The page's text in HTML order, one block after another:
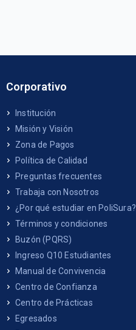
Corporativo
Institución
Misión y Visión
Zona de Pagos
Política de Calidad
Preguntas frecuentes
Trabaja con Nosotros
¿Por qué estudiar en PoliSura?
Términos y condiciones
Buzón (PQRS)
Ingreso Q10 Estudiantes
Manual de Convivencia
Centro de Confianza
Centro de Prácticas
Egresados